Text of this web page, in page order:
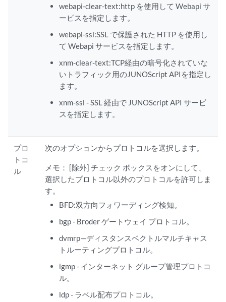
webapi-clear-text:http を使用して Webapi サ
ービスを指定します。
webapi-ssl:SSL で保護された HTTP を使用し
て Webapi サービスを指定します。
xnm-clear-text:TCP経由の暗号化されていな
いトラフィック用のJUNOScript APIを指定し
ます。
xnm-ssl - SSL 経由で JUNOScript API サービ
スを指定します。
プロ
トコ
ル
次のオプションからプロトコルを選択します。
メモ： [除外] チェック ボックスをオンにして、
選択したプロトコル以外のプロトコルを許可しま
す。
BFD:双方向フォワーディング検知。
bgp - Broder ゲートウェイ プロトコル。
dvmrp—ディスタンスベクトルマルチキャス
トルーティングプロトコル。
igmp - インターネット グループ管理プロトコ
ル。
ldp - ラベル配布プロトコル。